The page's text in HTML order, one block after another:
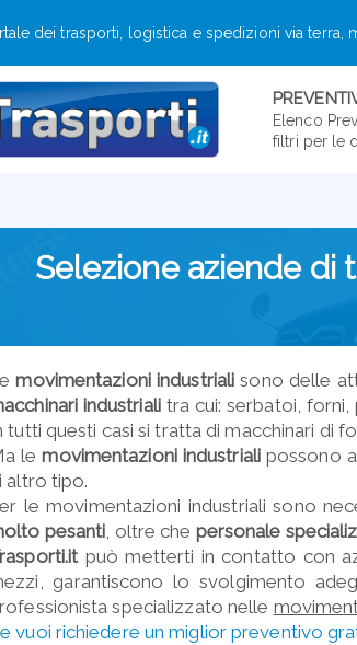
dei trasporti, logistica e spedizioni via terra,
Elenco
filtri per le
Selezione aziende di
movimentazioni industriali sono delle
industrialitra cui: serbatoi, forni,
tutti questi casi si tratta di macchinari di
lemovimentazioni industrialipossono
altro tipo.
le movimentazioni industriali sono
pesanti, oltre che personale
può metterti in contatto con
garantiscono lo svolgimento
specializzato nelle
vuoi richiedere un miglior preventivo